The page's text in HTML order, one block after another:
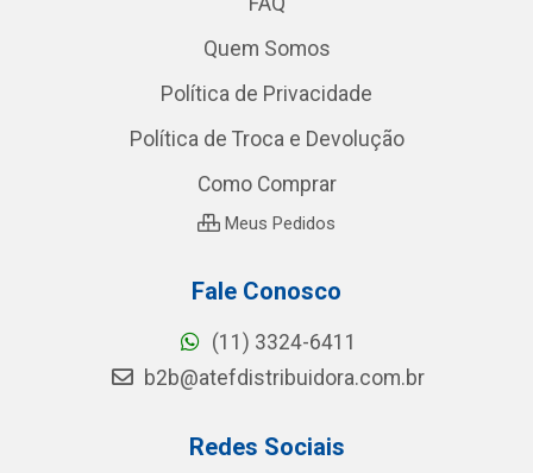
Quem Somos
Política de Privacidade
Política de Troca e Devolução
Como Comprar
Meus Pedidos
Fale Conosco
(11) 3324-6411
b2b@atefdistribuidora.com.br
Redes Sociais